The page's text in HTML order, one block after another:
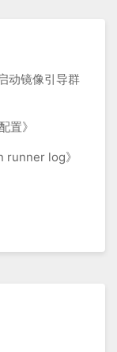
动镜像引导群
置》
runner log》